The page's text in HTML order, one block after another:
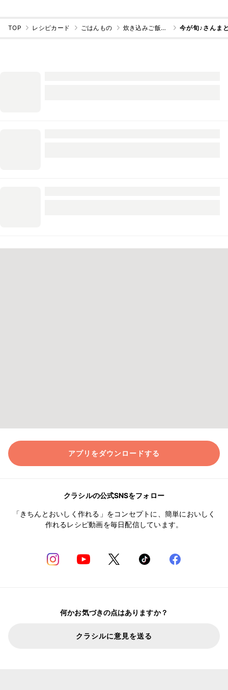
TOP レシピカード ごはんもの 炊き込みご飯・混ぜご飯 今が旬♪さんま
アプリをダウンロードする
クラシルの公式SNSをフォロー
「きちんとおいしく作れる」をコンセプトに、簡単においしく
作れるレシピ動画を毎日配信しています。
何かお気づきの点はありますか？
クラシルに意見を送る